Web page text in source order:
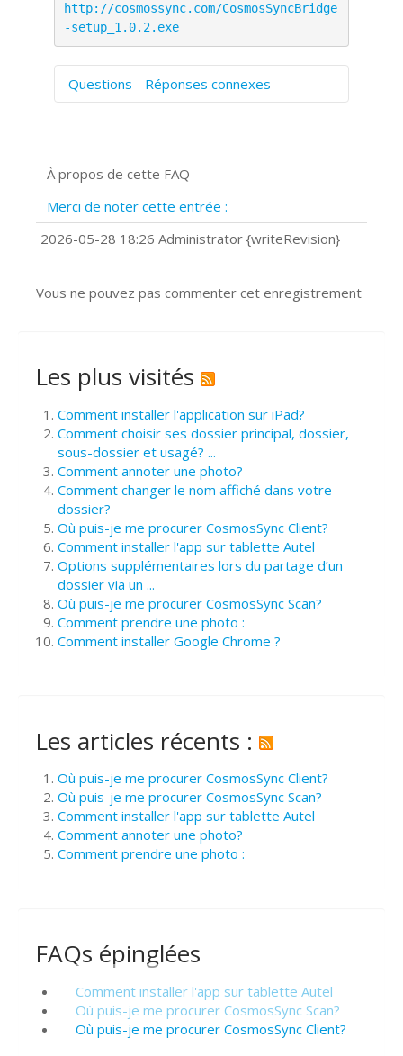
http://cosmossync.com/CosmosSyncBridge
-setup_1.0.2.exe
Questions - Réponses connexes
Prise de vue 360°
?
Comment installer Google Chrome ?
À propos de cette FAQ
Merci de noter cette entrée :
2026-05-28 18:26 Administrator {writeRevision}
Vous ne pouvez pas commenter cet enregistrement
Les plus visités
Comment installer l'application sur iPad?
Comment choisir ses dossier principal, dossier,
sous-dossier et usagé? ...
Comment annoter une photo?
Comment changer le nom affiché dans votre
dossier?
Où puis-je me procurer CosmosSync Client?
Comment installer l'app sur tablette Autel
Options supplémentaires lors du partage d’un
dossier via un ...
Où puis-je me procurer CosmosSync Scan?
Comment prendre une photo :
Comment installer Google Chrome ?
Les articles récents :
Où puis-je me procurer CosmosSync Client?
Où puis-je me procurer CosmosSync Scan?
Comment installer l'app sur tablette Autel
Comment annoter une photo?
Comment prendre une photo :
FAQs épinglées
Comment installer l'app sur tablette Autel
Où puis-je me procurer CosmosSync Scan?
Où puis-je me procurer CosmosSync Client?